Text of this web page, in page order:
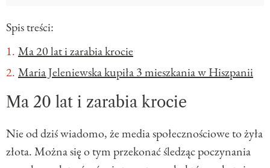
Spis treści:
Ma 20 lat i zarabia krocie
Maria Jeleniewska kupiła 3 mieszkania w Hiszpanii
Ma 20 lat i zarabia krocie
Nie od dziś wiadomo, że media społecznościowe to żyła
złota. Można się o tym przekonać śledząc poczynania